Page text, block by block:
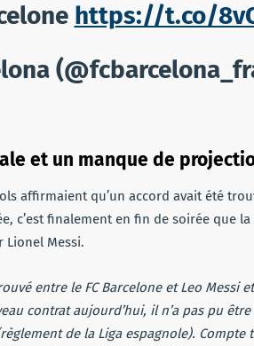
https://t.co/
et un manque de
affirmaient qu’un accord avait été
c’est finalement en fin de soirée que la
Messi.
entre le FC Barcelone et Leo Messi
contrat aujourd’hui, il n’a pas pu
de la Liga espagnole).